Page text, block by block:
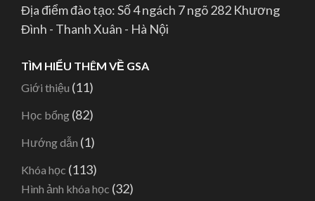
Địa điểm đào tạo: Số 4 ngách 7 ngõ 282 Khương
Đình - Thanh Xuân - Hà Nội
TÌM HIỂU THÊM VỀ GSA
Giới thiệu (11)
Học bổng (82)
Hướng dẫn (1)
Khóa học (113)
Hình ảnh khóa học (32)